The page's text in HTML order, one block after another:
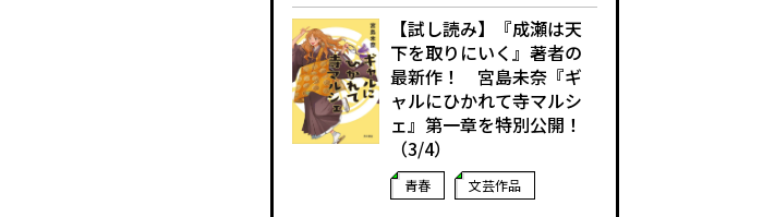
【試し読み】『成瀬は天
下を取りにいく』著者の
最新作！ 宮島未奈『ギ
ャルにひかれて寺マルシ
ェ』第一章を特別公開！
（3/4）
青春 文芸作品